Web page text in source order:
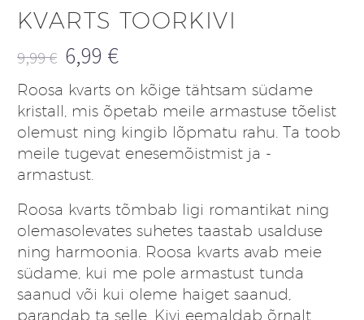
KVARTS TOORKIVI
9,99€
Algne
hind
oli:
9,99 €.
6,99 €
Praegune
hind
on:
6,99 €.
Roosa kvarts on kõige tähtsam südame
kristall, mis õpetab meile armastuse tõelist
olemust ning kingib lõpmatu rahu. Ta toob
meile tugevat enesemõistmist ja -
armastust.
Roosa kvarts tõmbab ligi romantikat ning
olemasolevates suhetes taastab usalduse
ning harmoonia. Roosa kvarts avab meie
südame, kui me pole armastust tunda
saanud või kui oleme haiget saanud,
parandab ta selle. Kivi eemaldab õrnalt